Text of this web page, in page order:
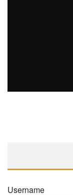
Username